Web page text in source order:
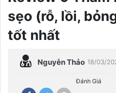
sẹo (rỗ, lồi,
tốt nhất
Nguyễn Thảo 18/03/
Đánh Giá